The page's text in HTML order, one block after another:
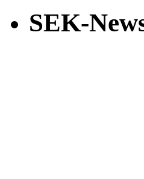
SEK-